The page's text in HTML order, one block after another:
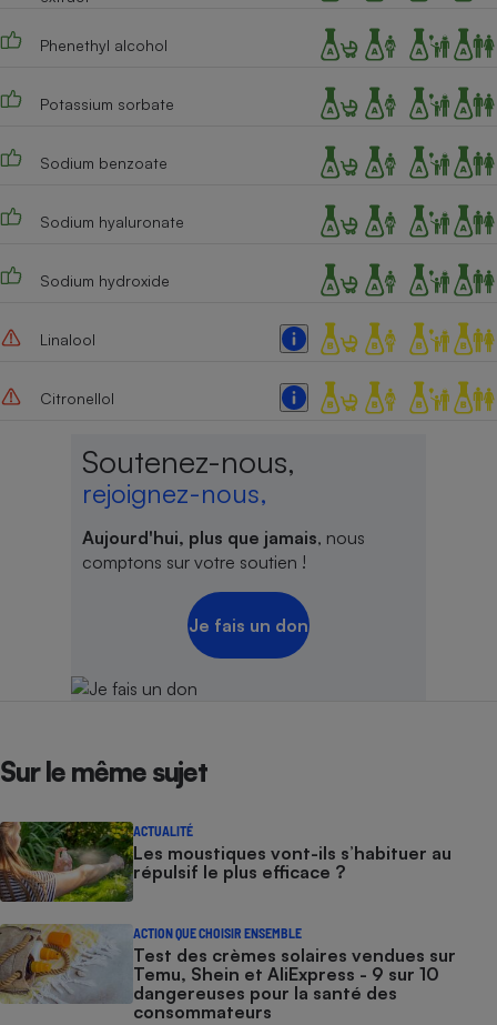
Phenethyl alcohol
Potassium sorbate
Sodium benzoate
Sodium hyaluronate
Sodium hydroxide
Linalool
Citronellol
Soutenez-nous,
rejoignez-nous,
Aujourd'hui, plus que jamais, nous
comptons sur votre soutien !
Je fais un don
Sur le même sujet
ACTUALITÉ
Les moustiques vont-ils s’habituer au
répulsif le plus efficace ?
ACTION QUE CHOISIR ENSEMBLE
Test des crèmes solaires vendues sur
Temu, Shein et AliExpress - 9 sur 10
dangereuses pour la santé des
consommateurs